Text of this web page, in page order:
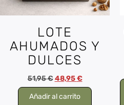
LOTE
AHUMADOS Y
DULCES
51,95€ 48,95€
Añadir al carrito